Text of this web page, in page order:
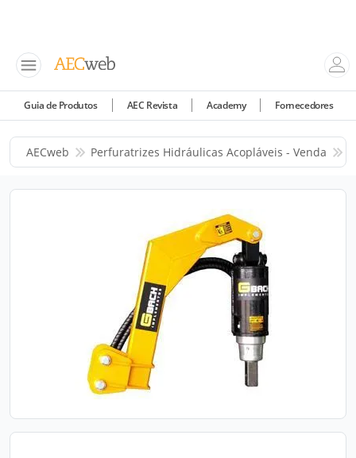
Guia de Produtos AEC Revista Academy Fornecedores
AECweb Perfuratrizes Hidráulicas Acopláveis - Venda